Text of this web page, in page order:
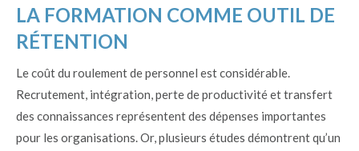
LA FORMATION COMME OUTIL DE
RÉTENTION
Le coût du roulement de personnel est considérable.
Recrutement, intégration, perte de productivité et transfert
des connaissances représentent des dépenses importantes
pour les organisations. Or, plusieurs études démontrent qu’un